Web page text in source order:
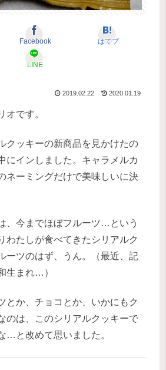
Facebook はてブ
LINE
2019.02.22 2020.01.19
オです。
クッキーの新商品を見かけたの
にインしました。キャラメルカ
ネーミングだけで美味しいに決
、今までほぼフルーツ…という
わたしが食べてきたシリアルク
ーツのはず、うん。（最近、記
生まれ…）
とか、チョコとか、いかにもク
のは、このシリアルクッキーで
…と改めて思いました。